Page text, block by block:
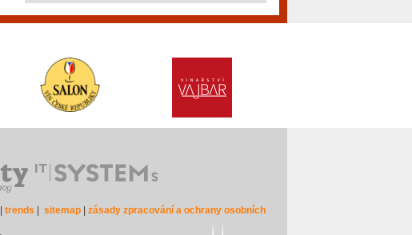
trends sitemap| zásady zpracování a ochrany osobních